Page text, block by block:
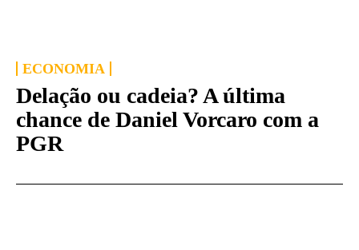
ECONOMIA
Delação ou cadeia? A última
chance de Daniel Vorcaro com a
PGR